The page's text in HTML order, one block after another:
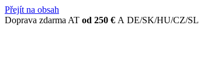
Přejít na obsah
Doprava zdarma AT od 250 € A DE/SK/HU/CZ/SL